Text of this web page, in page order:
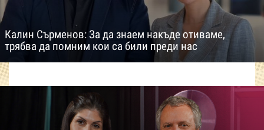
Калин Сърменов: За да знаем накъде отиваме,
трябва да помним кои са били преди нас